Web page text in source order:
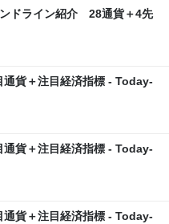
ドライン紹介 28通貨＋4先
貨＋注目経済指標 - Today-
貨＋注目経済指標 - Today-
貨＋注目経済指標 - Today-